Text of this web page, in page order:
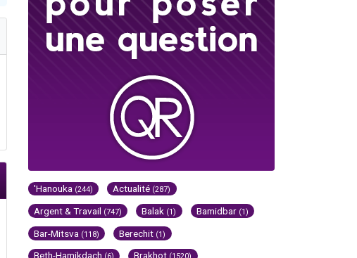
'Hanouka (244) Actualité (287)
Argent & Travail (747) Balak (1) Bamidbar (1)
Bar-Mitsva (118) Berechit (1)
Beth-Hamikdach Brakhot